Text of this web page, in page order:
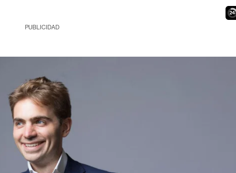
23
PUBLICIDAD